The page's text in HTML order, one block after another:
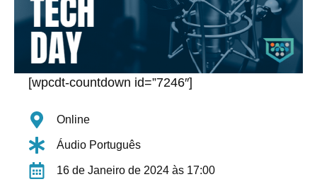
[wpcdt-countdown id=”7246″]
Online
Áudio Português
16 de Janeiro de 2024 às 17:00